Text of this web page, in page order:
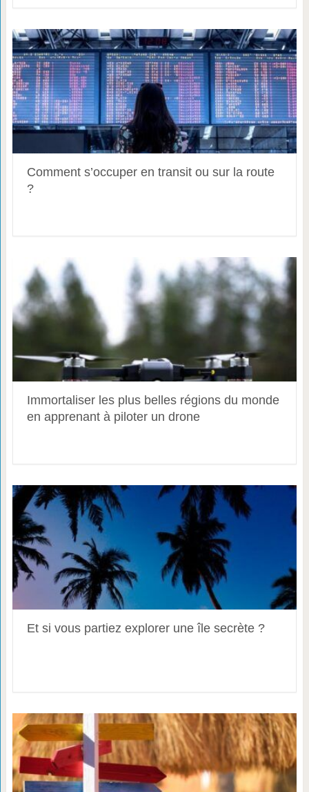
Comment s’occuper en transit ou sur la route
?
Immortaliser les plus belles régions du monde
en apprenant à piloter un drone
Et si vous partiez explorer une île secrète ?